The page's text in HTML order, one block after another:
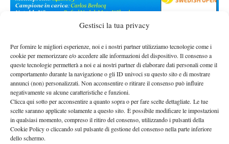
Gestisci la tua privacy
Per fornire le migliori esperienze, noi e i nostri partner utilizziamo tecnologie come i
cookie per memorizzare e/o accedere alle informazioni del dispositivo. Il consenso a
queste tecnologie permetterà a noi e ai nostri partner di elaborare dati personali come il
comportamento durante la navigazione o gli ID univoci su questo sito e di mostrare
annunci (non) personalizzati. Non acconsentire o ritirare il consenso può influire
negativamente su alcune caratteristiche e funzioni.
Clicca qui sotto per acconsentire a quanto sopra o per fare scelte dettagliate. Le tue
scelte saranno applicate solamente a questo sito. È possibile modificare le impostazioni
in qualsiasi momento, compreso il ritiro del consenso, utilizzando i pulsanti della
Cookie Policy o cliccando sul pulsante di gestione del consenso nella parte inferiore
dello schermo.
rendersene
conto, però,
bisogna ogni
volta
aspettare il
torneo di
Bastad,
dove